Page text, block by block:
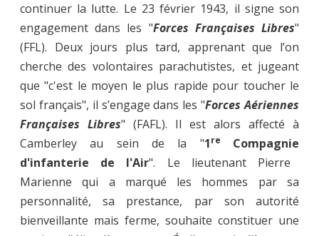
continuer la lutte. Le 23 février 1943, il signe son
engagement dans les "Forces Françaises Libres"
(FFL). Deux jours plus tard, apprenant que l’on
cherche des volontaires parachutistes, et jugeant
que "c'est le moyen le plus rapide pour toucher le
sol français", il s’engage dans les "Forces Aériennes
Françaises Libres" (FAFL). Il est alors affecté à
Camberley au sein de la "1re Compagnie
d'infanterie de l'Air". Le lieutenant Pierre
Marienne qui a marqué les hommes par sa
personnalité, sa prestance, par son autorité
bienveillante mais ferme, souhaite constituer une